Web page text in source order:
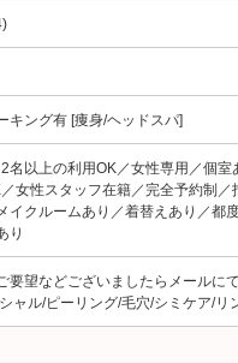
キング有 [痩身/ヘッドスパ]
名以上の利用OK／女性専用／個
女性スタッフ在籍／完全予約制
イクルームあり／着替えあり／
り
要望などございましたらメールに
シャル/ピーリング/毛穴/シミケア/